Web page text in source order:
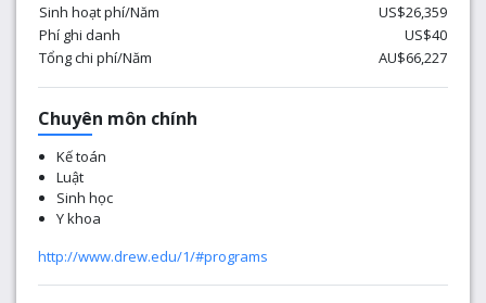
Sinh hoạt phí/Năm
US$26,359
Phí ghi danh
US$40
Tổng chi phí/Năm
AU$66,227
Chuyên môn chính
Kế toán
Luật
Sinh học
Y khoa
http://www.drew.edu/1/#programs